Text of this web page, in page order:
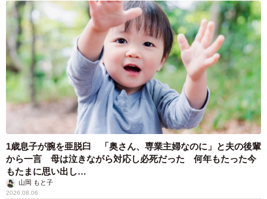
1歳息子が腕を亜脱臼 「奥さん、専業主婦なのに」と夫の後輩
から一言 母は泣きながら対応し必死だった 何年もたった今
もたまに思い出し…
山岡 もと子
2026.08.06